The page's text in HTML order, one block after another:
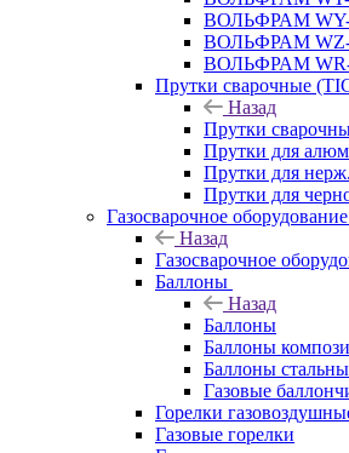
ВОЛЬФРАМ WY-
ВОЛЬФРАМ WZ-
ВОЛЬФРАМ WR-
Прутки сварочные
Назад
Прутки
Прутки для
Прутки для
Прутки для
Газосварочное оборудование
Назад
Газосварочное
Баллоны
Назад
Баллоны
Баллоны
Баллоны
Газовые
Горелки
Газовые горелки